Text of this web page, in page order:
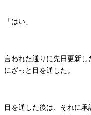
「はい」
言われた通りに先日更新
にざっと目を通した。
目を通した後は、それに